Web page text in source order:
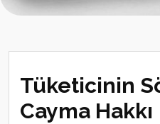
Tüketicinin
Cayma Hakkı